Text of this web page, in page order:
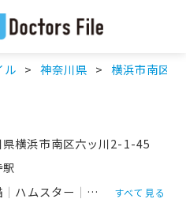
ル 神奈川県 横浜市南区
県横浜市南区六ッ川2-1-45
ハムスター フェレット うさ
すべて見る